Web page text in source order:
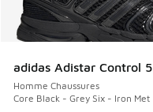
adidas Adistar Control 5
Homme Chaussures
Core Black - Grey Six - Iron Met